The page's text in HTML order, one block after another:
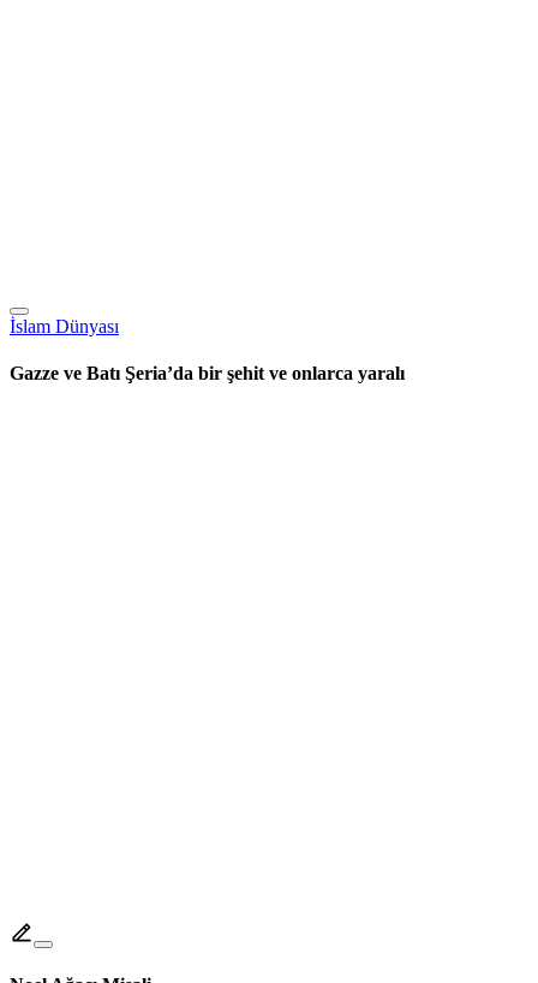
İslam Dünyası
Gazze ve Batı Şeria’da bir şehit ve onlarca yaralı